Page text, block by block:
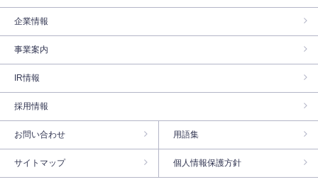
企業情報
事業案内
IR情報
採用情報
お問い合わせ 用語集
サイトマップ 個人情報保護方針